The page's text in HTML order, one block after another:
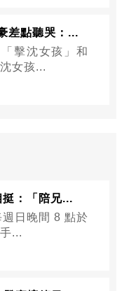
差點聽哭：...
擊沈女孩」和
女孩...
：「陪兄...
日晚間 8 點於
...